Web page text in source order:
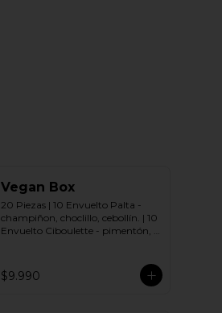
Vegan Box
20 Piezas | 10 Envuelto Palta -
champiñon, choclillo, cebollín. | 10
Envuelto Ciboulette - pimentón,
palitos
$9.990